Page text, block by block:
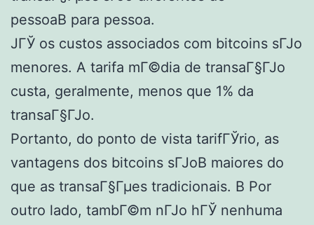
pessoaВ para pessoa.
JГЎ os custos associados com bitcoins sГЈo
menores. A tarifa mГ©dia de transaГ§ГЈo
custa, geralmente, menos que 1% da
transaГ§ГЈo.
Portanto, do ponto de vista tarifГЎrio, as
vantagens dos bitcoins sГЈoВ maiores do
que as transaГ§Гµes tradicionais. В Por
outro lado, tambГ©m nГЈo hГЎ nenhuma